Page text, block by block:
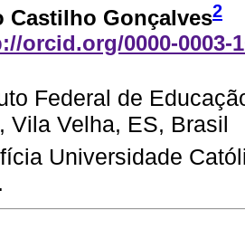
Castilho Gonçalves2
orcid.org/0000-0003-
Federal de
Vila Velha, ES, Brasil
Universidade